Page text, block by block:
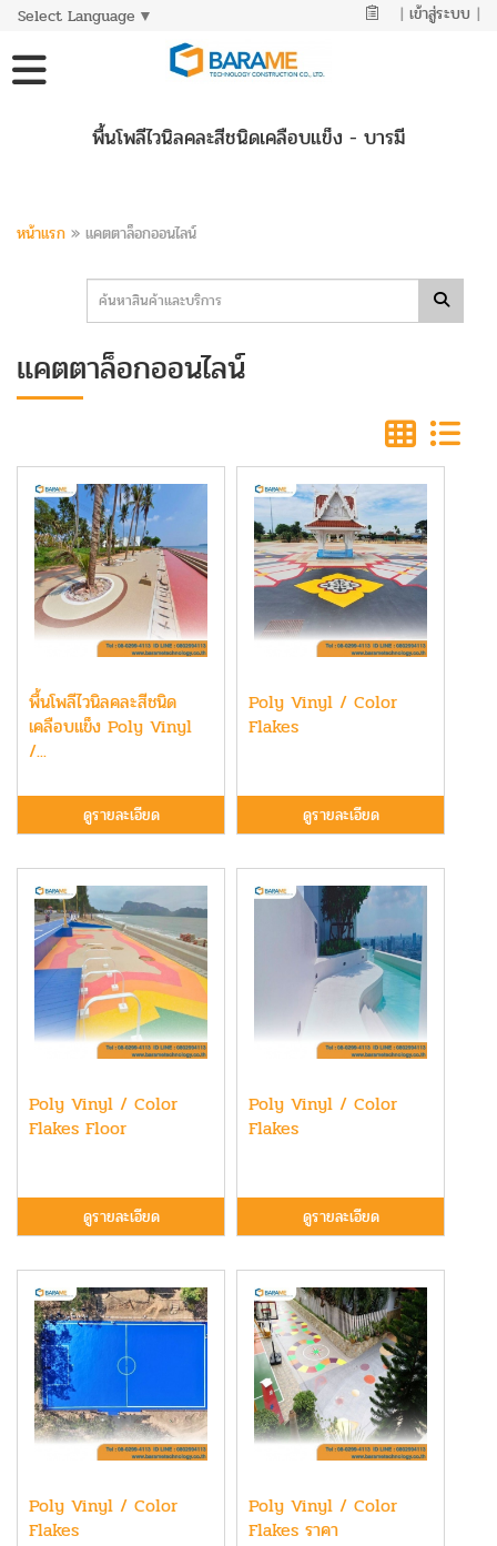
Select Language ▼ | เข้าสู่ระบบ |
พื้นโพลีไวนิลคละสีชนิดเคลือบแข็ง - บารมี
หน้าแรก » แคตตาล็อกออนไลน์
แคตตาล็อกออนไลน์
พื้นโพลีไวนิลคละสีชนิด
เคลือบแข็ง Poly Vinyl
/...
ดูรายละเอียด
Poly Vinyl / Color
Flakes
ดูรายละเอียด
Poly Vinyl / Color
Flakes Floor
ดูรายละเอียด
Poly Vinyl / Color
Flakes
ดูรายละเอียด
Poly Vinyl / Color
Flakes
Poly Vinyl / Color
Flakes ราคา